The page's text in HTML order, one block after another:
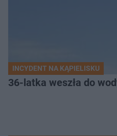
INCYDENT NA KĄPIELISKU
36-latka weszła do